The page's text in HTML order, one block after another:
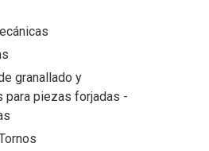
granallado y
para piezas forjadas -